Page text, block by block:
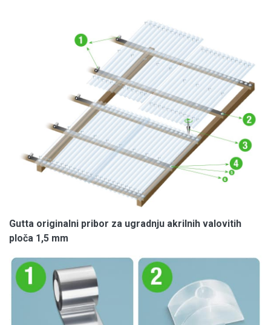
Gutta originalni pribor za ugradnju akrilnih valovitih
ploča 1,5 mm